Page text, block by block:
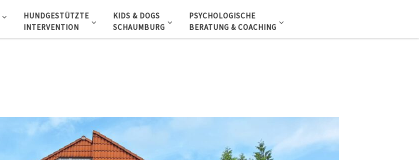
HUNDGESTÜTZTE
INTERVENTION
KIDS & DOGS
SCHAUMBURG
PSYCHOLOGISCHE
BERATUNG & COACHING